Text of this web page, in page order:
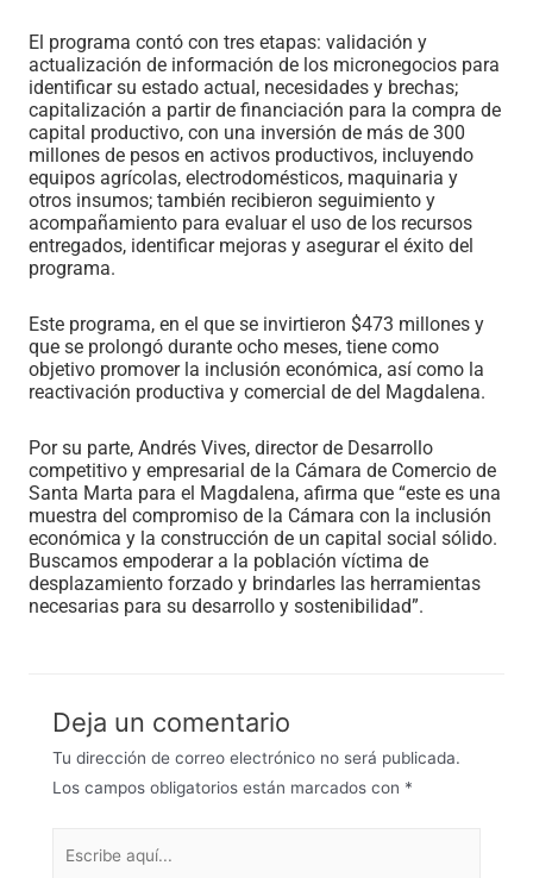
El programa contó con tres etapas: validación y
actualización de información de los micronegocios para
identificar su estado actual, necesidades y brechas;
capitalización a partir de financiación para la compra de
capital productivo, con una inversión de más de 300
millones de pesos en activos productivos, incluyendo
equipos agrícolas, electrodomésticos, maquinaria y
otros insumos; también recibieron seguimiento y
acompañamiento para evaluar el uso de los recursos
entregados, identificar mejoras y asegurar el éxito del
programa.
Este programa, en el que se invirtieron $473 millones y
que se prolongó durante ocho meses, tiene como
objetivo promover la inclusión económica, así como la
reactivación productiva y comercial de del Magdalena.
Por su parte, Andrés Vives, director de Desarrollo
competitivo y empresarial de la Cámara de Comercio de
Santa Marta para el Magdalena, afirma que “este es una
muestra del compromiso de la Cámara con la inclusión
económica y la construcción de un capital social sólido.
Buscamos empoderar a la población víctima de
desplazamiento forzado y brindarles las herramientas
necesarias para su desarrollo y sostenibilidad”.
Deja un comentario
Tu dirección de correo electrónico no será publicada.
Los campos obligatorios están marcados con *